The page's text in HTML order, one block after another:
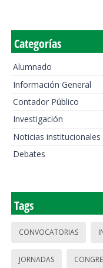
Categorías
Alumnado
Información General
Contador Público
Investigación
Noticias institucionales
Debates
Tags
CONVOCATORIAS
JORNADAS